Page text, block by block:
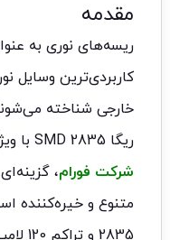
مقدمه
ریسه‌های نوری به
کاربردی‌ترین وسایل
خارجی شناخته
ریگا 2835 SMD با ویژگی‌های منحصربه‌فرد خود از
شرکت فورام،
متنوع و خیره‌کننده